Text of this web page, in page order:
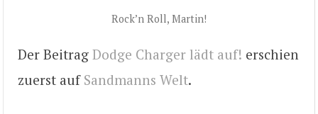
Rock’n Roll, Martin!
Der Beitrag Dodge Charger lädt auf! erschien
zuerst auf Sandmanns Welt.